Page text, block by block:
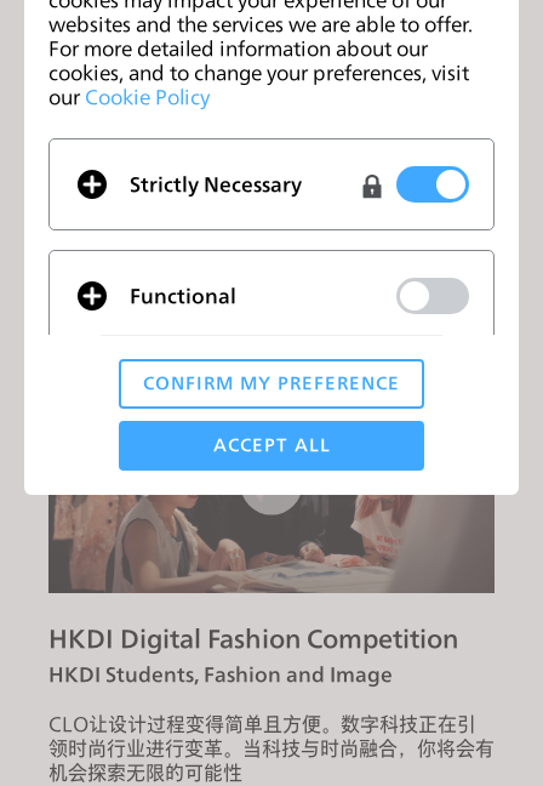
Deniz Textile (Baltali Group)
“我们曾经会制作样衣，但是现在用CLO和CLO-SET
取代了样衣沟通的过程。我最喜欢CLO的一点是每
个部门之间完全没有沟通障碍。我们是否应该这样设
计？是否应该将印花设计成这个颜色？或者改成其他
颜色？使用CLO，我们可以即刻进行修改，也因为
省去了因制作样衣而造成的时间和金钱成本。“
HKDI Digital Fashion Competition
HKDI Students, Fashion and Image
CLO让设计过程变得简单且方便。数字科技正在引
领时尚行业进行变革。当科技与时尚融合，你将会有
机会探索无限的可能性
websites and the services we are able to offer.
For more detailed information about our
cookies, and to change your preferences, visit
our Cookie Policy
Strictly Necessary
Functional
Analytical / Performance
Targeting
If you reject all, some features might not function
CONFIRM MY PREFERENCE
ACCEPT ALL